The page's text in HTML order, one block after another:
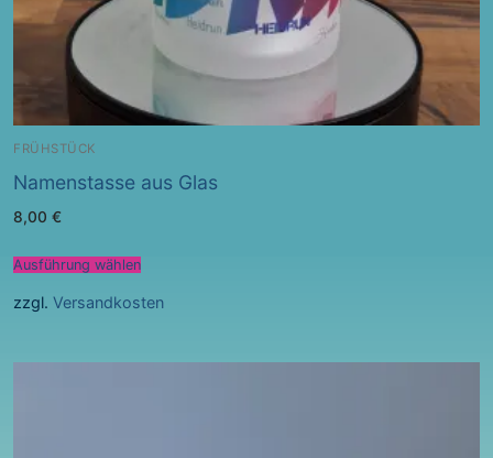
FRÜHSTÜCK
Namenstasse aus Glas
8,00 €
Ausführung wählen
zzgl. Versandkosten